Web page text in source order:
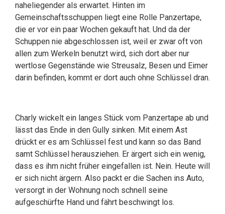
naheliegender als erwartet. Hinten im
Gemeinschaftsschuppen liegt eine Rolle Panzertape,
die er vor ein paar Wochen gekauft hat. Und da der
Schuppen nie abgeschlossen ist, weil er zwar oft von
allen zum Werkeln benutzt wird, sich dort aber nur
wertlose Gegenstände wie Streusalz, Besen und Eimer
darin befinden, kommt er dort auch ohne Schlüssel dran.
Charly wickelt ein langes Stück vom Panzertape ab und
lässt das Ende in den Gully sinken. Mit einem Ast
drückt er es am Schlüssel fest und kann so das Band
samt Schlüssel herausziehen. Er ärgert sich ein wenig,
dass es ihm nicht früher eingefallen ist. Nein. Heute will
er sich nicht ärgern. Also packt er die Sachen ins Auto,
versorgt in der Wohnung noch schnell seine
aufgeschürfte Hand und fährt beschwingt los.